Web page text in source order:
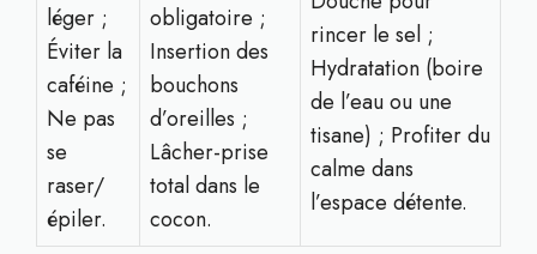
léger ;
Éviter la
caféine ;
Ne pas
se
raser/
épiler.
obligatoire ;
Insertion des
bouchons
d’oreilles ;
Lâcher-prise
total dans le
cocon.
rincer le sel ;
Hydratation (boire
de l’eau ou une
tisane) ; Profiter du
calme dans
l’espace détente.